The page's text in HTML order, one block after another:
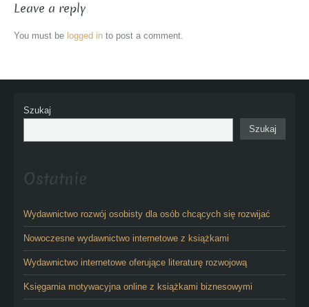
Leave a reply
You must be logged in to post a comment.
Szukaj
Szukaj
Ostatnie
Wydawnictwo rozwój osobisty dla osób chcących się rozwijać
Nowoczesne wydawnictwo internetowe z książkami
Wydawnictwo internetowe oferujące literaturę rozwojową
Księgarnia motywacyjna online z książkami biznesowymi